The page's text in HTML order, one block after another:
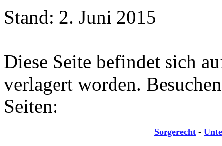
Stand: 2. Juni 2015
Diese Seite befindet sich
verlagert worden.
Seiten:
Sorgerecht -